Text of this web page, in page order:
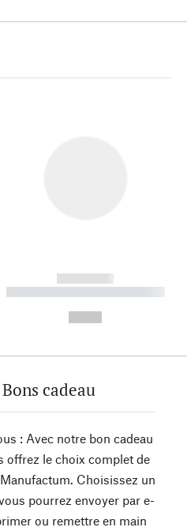
------------
----------- ----------- ----------
Bons cadeau
: Avec notre bon cadeau
offrez le choix complet de
Choisissez un
pourrez envoyer par e-
ou remettre en main